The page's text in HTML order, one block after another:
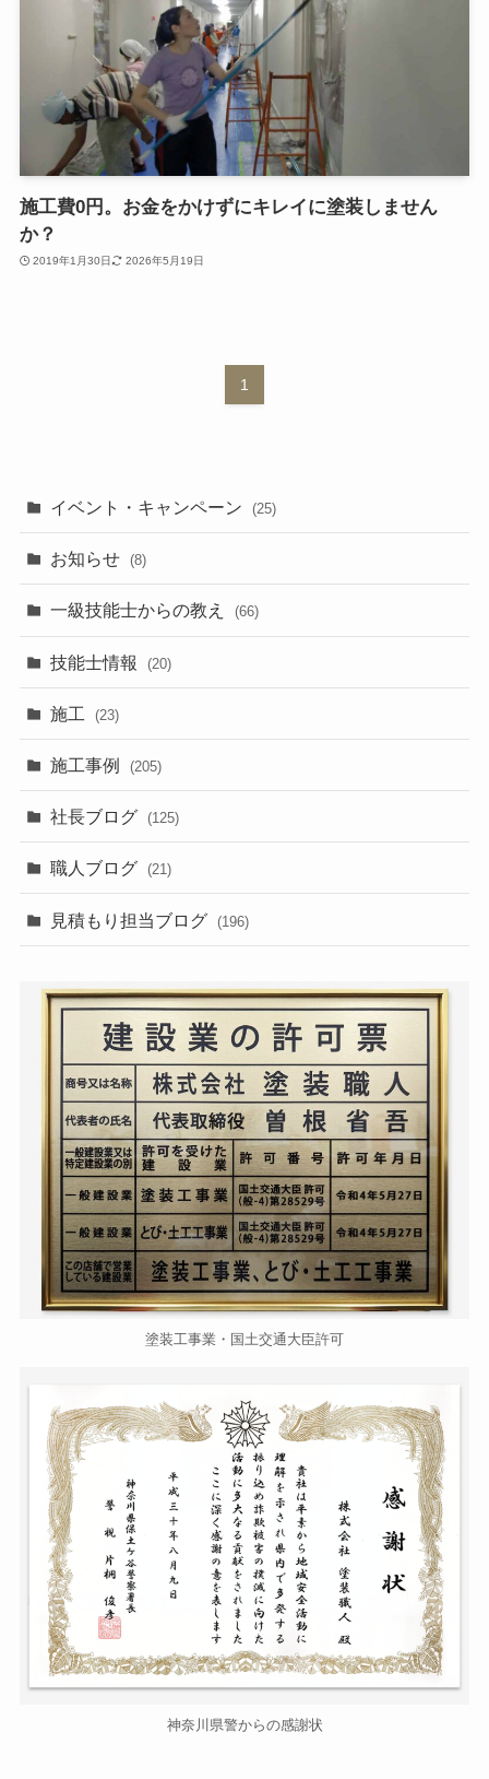
施工費0円。お金をかけずにキレイに塗装しません
か？
2019年1月30日 2026年5月19日
1
イベント・キャンペーン (25)
お知らせ (8)
一級技能士からの教え (66)
技能士情報 (20)
施工 (23)
施工事例 (205)
社長ブログ (125)
職人ブログ (21)
見積もり担当ブログ (196)
塗装工事業・国土交通大臣許可
神奈川県警からの感謝状